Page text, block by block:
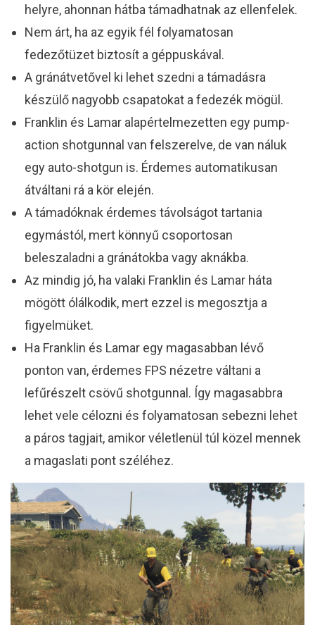
helyre, ahonnan hátba támadhatnak az ellenfelek.
Nem árt, ha az egyik fél folyamatosan
fedezőtüzet biztosít a géppuskával.
A gránátvetővel ki lehet szedni a támadásra
készülő nagyobb csapatokat a fedezék mögül.
Franklin és Lamar alapértelmezetten egy pump-
action shotgunnal van felszerelve, de van náluk
egy auto-shotgun is. Érdemes automatikusan
átváltani rá a kör elején.
A támadóknak érdemes távolságot tartania
egymástól, mert könnyű csoportosan
beleszaladni a gránátokba vagy aknákba.
Az mindig jó, ha valaki Franklin és Lamar háta
mögött ólálkodik, mert ezzel is megosztja a
figyelmüket.
Ha Franklin és Lamar egy magasabban lévő
ponton van, érdemes FPS nézetre váltani a
lefűrészelt csövű shotgunnal. Így magasabbra
lehet vele célozni és folyamatosan sebezni lehet
a páros tagjait, amikor véletlenül túl közel mennek
a magaslati pont széléhez.